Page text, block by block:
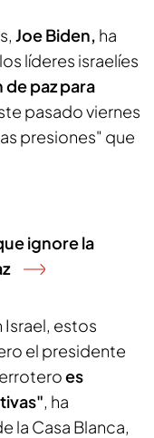
Joe Biden, ha
líderes israelíes
de paz para
pasado viernes
presiones" que
ignore la
estos
el presidente
es
, ha
la Casa Blanca,